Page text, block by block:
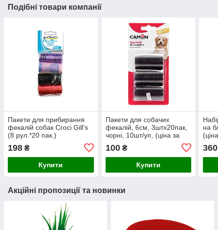
Подібні товари компанії
Пакети для прибирання
фекалій собак Croci Gill's
(8 рул.*20 пак.)
198 ₴
Купити
Пакети для собачих
фекалій, 6см, 3штx20пак,
чорні, 10шт/уп, (ціна за
100₴
Купити
на
360
Акційні пропозиції та новинки